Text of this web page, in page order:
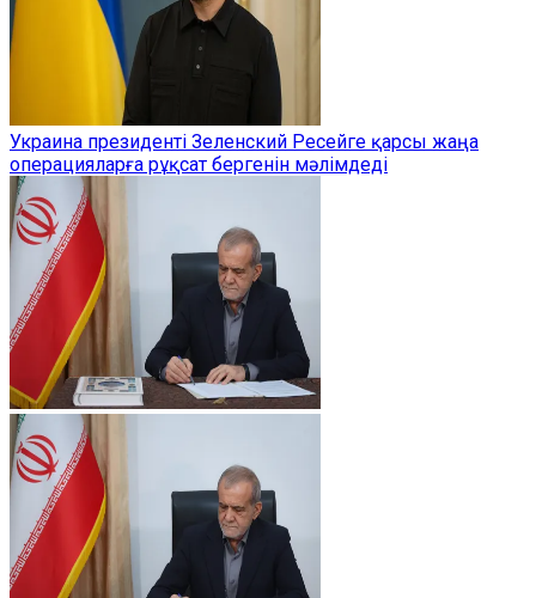
Украина президенті Зеленский Ресейге қарсы жаңа
операцияларға рұқсат бергенін мәлімдеді